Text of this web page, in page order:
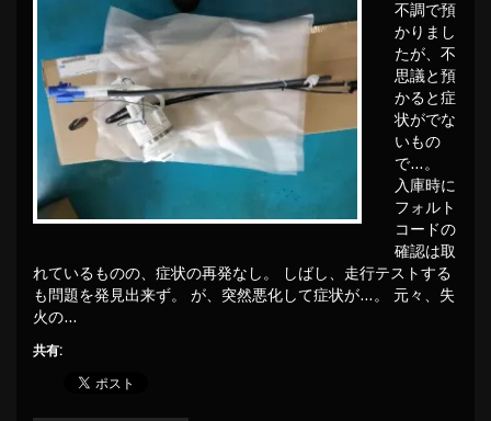
不調で預
かりまし
たが、不
思議と預
かると症
状がでな
いもの
で…。
入庫時に
フォルト
コードの
確認は取
れているものの、症状の再発なし。 しばし、走行テストする
も問題を発見出来ず。 が、突然悪化して症状が…。 元々、失
火の…
共有: